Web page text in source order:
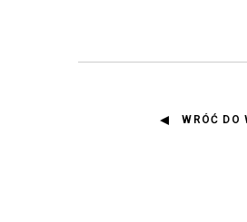
WRÓĆ DO